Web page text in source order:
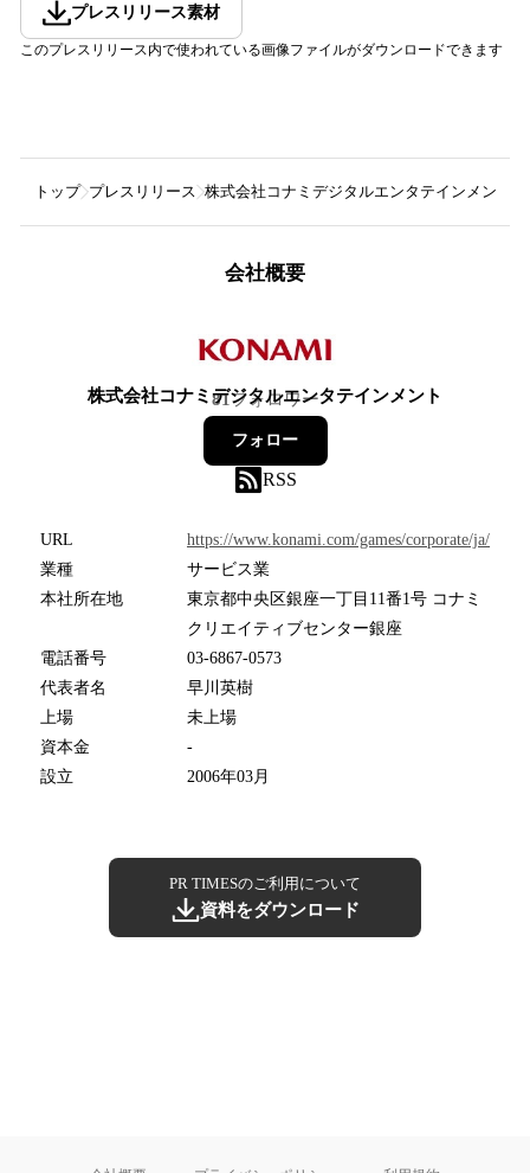
プレスリリース素材
このプレスリリース内で使われている画像ファイルがダウンロードできます
トップ プレスリリース 株式会社コナミデジタルエンタテインメント
会社概要
株式会社コナミデジタルエンタテインメント
81フォロワー
フォロー
RSS
URL
https://www.konami.com/games/corporate/ja/
業種
サービス業
本社所在地
東京都中央区銀座一丁目11番1号 コナミ
クリエイティブセンター銀座
電話番号
03-6867-0573
代表者名
早川英樹
上場
未上場
資本金
-
設立
2006年03月
PR TIMESのご利用について
資料をダウンロード